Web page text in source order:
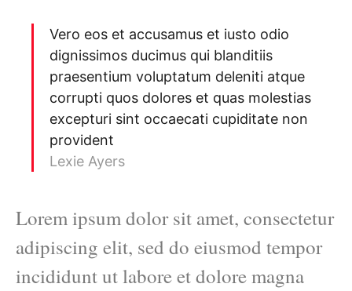
Vero eos et accusamus et iusto odio
dignissimos ducimus qui blanditiis
praesentium voluptatum deleniti atque
corrupti quos dolores et quas molestias
excepturi sint occaecati cupiditate non
provident
Lexie Ayers
Lorem ipsum dolor sit amet, consectetur
adipiscing elit, sed do eiusmod tempor
incididunt ut labore et dolore magna